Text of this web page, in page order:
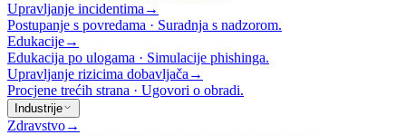
Upravljanje incidentima →
Postupanje s povredama · Suradnja s nadzorom.
Edukacije→
Edukacija po ulogama · Simulacije phishinga.
Upravljanje rizicima dobavljača →
Procjene trećih strana · Ugovori o obradi.
Industrije
Zdravstvo→